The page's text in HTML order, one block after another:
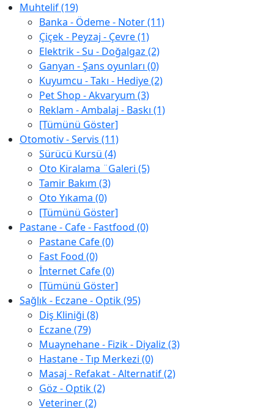
Muhtelif (19)
Banka - Ödeme - Noter (11)
Çiçek - Peyzaj - Çevre (1)
Elektrik - Su - Doğalgaz (2)
Ganyan - Şans oyunları (0)
Kuyumcu - Takı - Hediye (2)
Pet Shop - Akvaryum (3)
Reklam - Ambalaj - Baskı (1)
[Tümünü Göster]
Otomotiv - Servis (11)
Sürücü Kursü (4)
Oto Kiralama ¨Galeri (5)
Tamir Bakım (3)
Oto Yıkama (0)
[Tümünü Göster]
Pastane - Cafe - Fastfood (0)
Pastane Cafe (0)
Fast Food (0)
İnternet Cafe (0)
[Tümünü Göster]
Sağlık - Eczane - Optik (95)
Diş Kliniği (8)
Eczane (79)
Muaynehane - Fizik - Diyaliz (3)
Hastane - Tıp Merkezi (0)
Masaj - Refakat - Alternatif (2)
Göz - Optik (2)
Veteriner (2)